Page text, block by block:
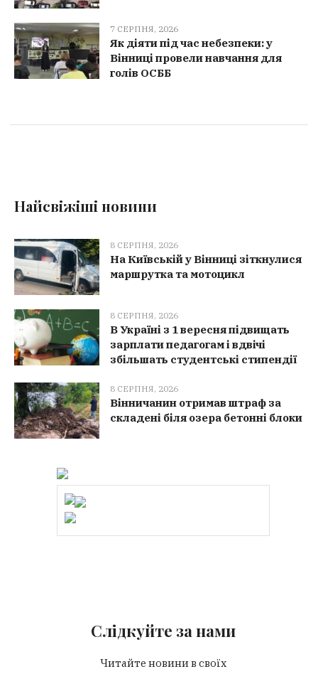
7 СЕРПНЯ, 2026
Як діяти під час небезпеки: у
Вінниці провели навчання для
голів ОСББ
Найсвіжіші новини
8 СЕРПНЯ, 2026
На Київській у Вінниці зіткнулися
маршрутка та мотоцикл
8 СЕРПНЯ, 2026
В Україні з 1 вересня підвищать
зарплати педагогам і вдвічі
збільшать студентські стипендії
8 СЕРПНЯ, 2026
Вінничанин отримав штраф за
складені біля озера бетонні блоки
Слідкуйте за нами
Читайте новини в своїх